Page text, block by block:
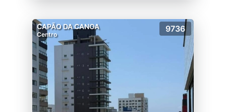
CAPÃO DA CANOA
Centro
9736